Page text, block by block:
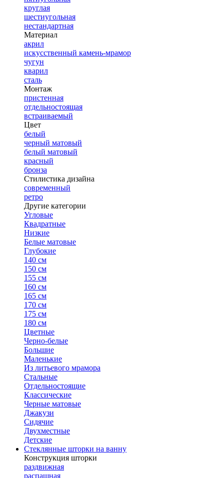
круглая
шестиугольная
нестандартная
Материал
акрил
искусственный камень-мрамор
чугун
кварил
сталь
Монтаж
пристенная
отдельностоящая
встраиваемый
Цвет
белый
черный матовый
белый матовый
красный
бронза
Стилистика дизайна
современный
ретро
Другие категории
Угловые
Квадратные
Низкие
Белые матовые
Глубокие
140 см
150 см
155 см
160 см
165 см
170 см
175 см
180 см
Цветные
Черно-белые
Большие
Маленькие
Из литьевого мрамора
Стальные
Отдельностоящие
Классические
Черные матовые
Джакузи
Сидячие
Двухместные
Детские
Стеклянные шторки на ванну
Конструкция шторки
раздвижная
распашная